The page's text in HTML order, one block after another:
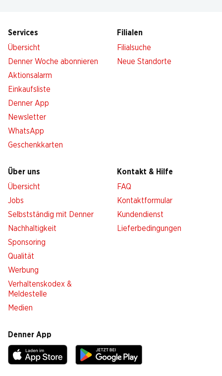
Services
Übersicht
Denner Woche abonnieren
Aktionsalarm
Einkaufsliste
Denner App
Newsletter
WhatsApp
Geschenkkarten
Filialen
Filialsuche
Neue Standorte
Über uns
Übersicht
Jobs
Selbstständig mit Denner
Nachhaltigkeit
Sponsoring
Qualität
Werbung
Verhaltenskodex &
Meldestelle
Medien
Kontakt & Hilfe
FAQ
Kontaktformular
Kundendienst
Lieferbedingungen
Denner App